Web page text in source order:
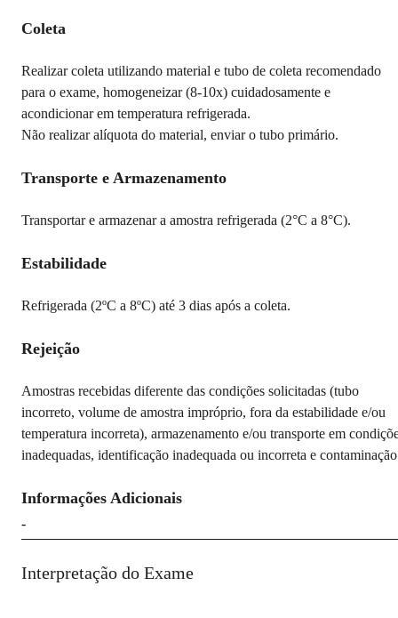
Coleta
Realizar coleta utilizando material e tubo de coleta recomendado
para o exame, homogeneizar (8-10x) cuidadosamente e
acondicionar em temperatura refrigerada.
Não realizar alíquota do material, enviar o tubo primário.
Transporte e Armazenamento
Transportar e armazenar a amostra refrigerada (2°C a 8°C).
Estabilidade
Refrigerada (2ºC a 8ºC) até 3 dias após a coleta.
Rejeição
Amostras recebidas diferente das condições solicitadas (tubo
incorreto, volume de amostra impróprio, fora da estabilidade e/ou
temperatura incorreta), armazenamento e/ou transporte em
inadequadas, identificação inadequada ou incorreta e
Informações Adicionais
-
Interpretação do Exame